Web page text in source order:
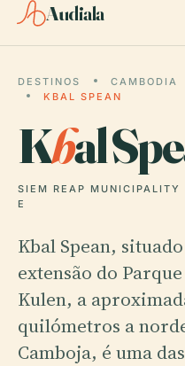
Audiala
DESTINOS CAMBODIA
KBAL SPEAN
Kbal
SIEM REAP MUNICIPALITY
E
Kbal Spean,
extensão do
Kulen, a
quilómetros a
Camboja, é uma